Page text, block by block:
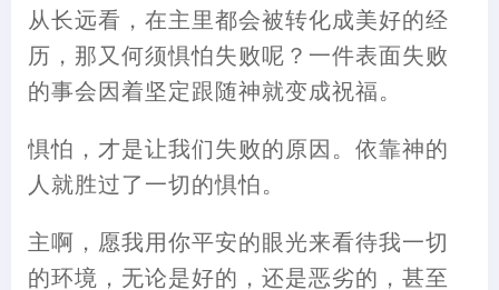
从长远看，在主里都会被转化成美好的经
历，那又何须惧怕失败呢？一件表面失败
的事会因着坚定跟随神就变成祝福。
惧怕，才是让我们失败的原因。依靠神的
人就胜过了一切的惧怕。
主啊，愿我用你平安的眼光来看待我一切
的环境，无论是好的，还是恶劣的，甚至